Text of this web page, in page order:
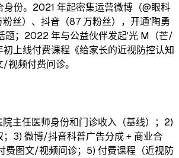
身份。2021 年起密集运营微博（@眼科
丝）、抖音（87 万粉丝），开通'陶勇
题；2022 年与公益伙伴发起'光 M（芒/
上线付费课程《给家长的近视防控认知
视频付费问诊。
院主任医师身份和门诊收入（基线）；2)
；3) 微博/抖音科普广告分成 + 商业合
费图文/视频问诊；5) 付费课程（近视防